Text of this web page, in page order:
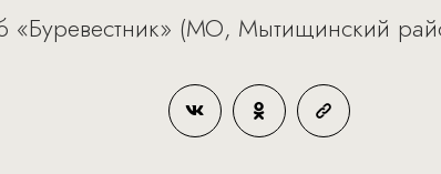
«Буревестник» (МО, Мытищинский